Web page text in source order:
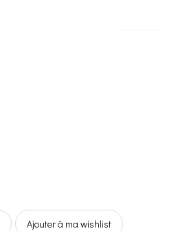
Ajouter à ma wishlist